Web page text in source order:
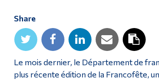
Share
Le mois dernier, le Département de
plus récente édition de la Francofête,
Current Students
Faculty & Staff